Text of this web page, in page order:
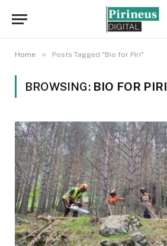
Home » Posts Tagged "Bio for Piri"
BROWSING: BIO FOR PIRI